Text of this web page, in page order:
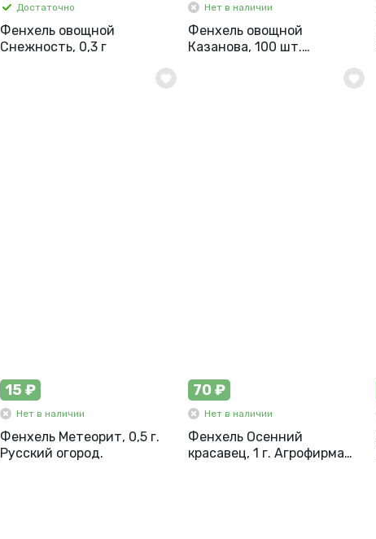
Достаточно
Фенхель овощной
Снежность, 0,3 г
Нет в наличии
Фенхель овощной
Казанова, 100 шт.
15 ₽
Нет в наличии
Фенхель Метеорит, 0,5 г.
Русский огород.
70 ₽
Нет в наличии
Фенхель Осенний
красавец, 1 г. Агрофирма